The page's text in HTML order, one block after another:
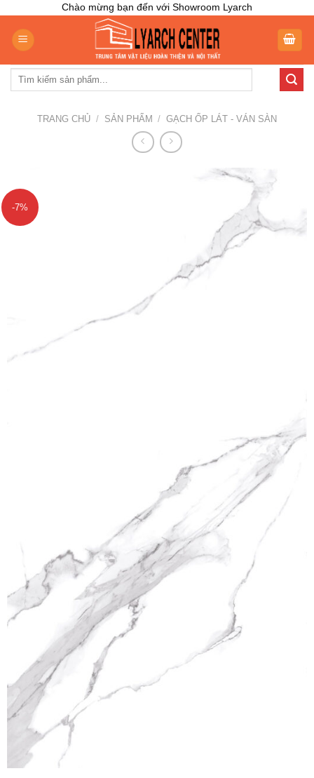
content
Chào mừng bạn đến với Showroom Lyarch
Tìm
TRANG CHỦ / SẢN PHẨM / GẠCH ỐP LÁT - VÁN SÀN
-7%